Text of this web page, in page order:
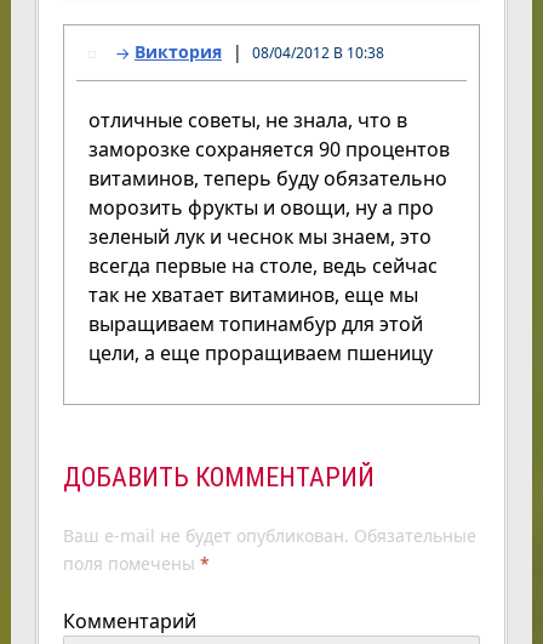
Виктория 08/04/2012 В 10:38
отличные советы, не знала, что в
заморозке сохраняется 90 процентов
витаминов, теперь буду обязательно
морозить фрукты и овощи, ну а про
зеленый лук и чеснок мы знаем, это
всегда первые на столе, ведь сейчас
так не хватает витаминов, еще мы
выращиваем топинамбур для этой
цели, а еще проращиваем пшеницу
ДОБАВИТЬ КОММЕНТАРИЙ
Ваш e-mail не будет опубликован. Обязательные
поля помечены *
Комментарий